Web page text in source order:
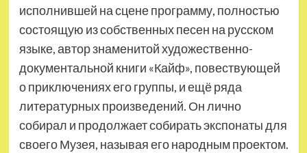
исполнившей на сцене программу, полностью
состоящую из собственных песен на русском
языке, автор знаменитой художественно-
документальной книги «Кайф», повествующей
о приключениях его группы, и ещё ряда
литературных произведений. Он лично
собирал и продолжает собирать экспонаты для
своего Музея, называя его народным проектом.